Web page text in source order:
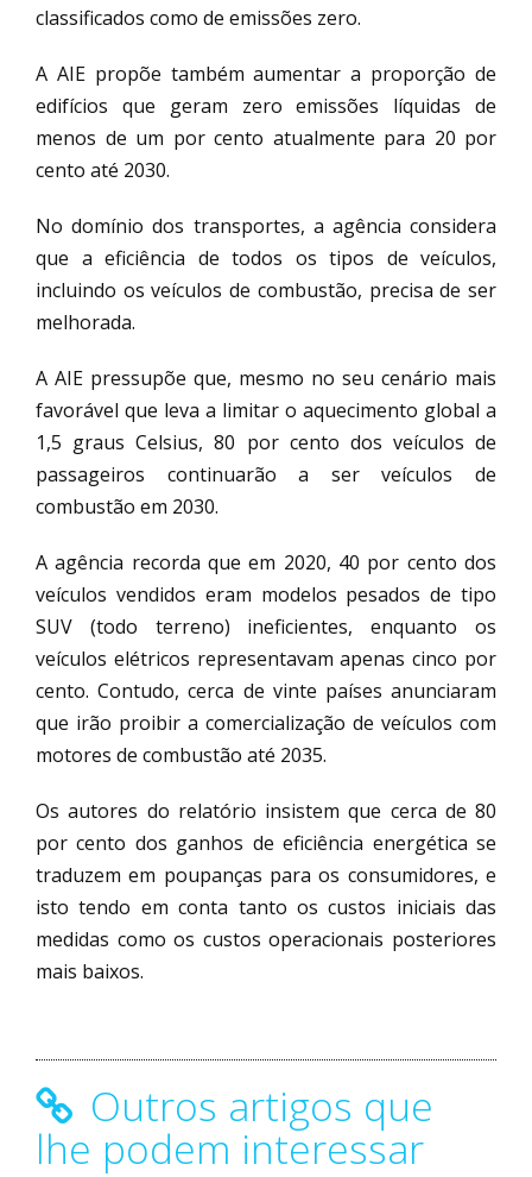
classificados como de emissões zero.
A AIE propõe também aumentar a proporção de
edifícios que geram zero emissões líquidas de
menos de um por cento atualmente para 20 por
cento até 2030.
No domínio dos transportes, a agência considera
que a eficiência de todos os tipos de veículos,
incluindo os veículos de combustão, precisa de ser
melhorada.
A AIE pressupõe que, mesmo no seu cenário mais
favorável que leva a limitar o aquecimento global a
1,5 graus Celsius, 80 por cento dos veículos de
passageiros continuarão a ser veículos de
combustão em 2030.
A agência recorda que em 2020, 40 por cento dos
veículos vendidos eram modelos pesados de tipo
SUV (todo terreno) ineficientes, enquanto os
veículos elétricos representavam apenas cinco por
cento. Contudo, cerca de vinte países anunciaram
que irão proibir a comercialização de veículos com
motores de combustão até 2035.
Os autores do relatório insistem que cerca de 80
por cento dos ganhos de eficiência energética se
traduzem em poupanças para os consumidores, e
isto tendo em conta tanto os custos iniciais das
medidas como os custos operacionais posteriores
mais baixos.
Outros artigos que
lhe podem interessar